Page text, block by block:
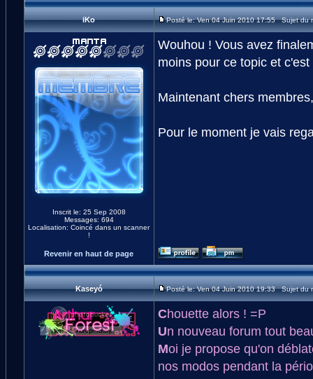
iKo Posté le: Ven 04 Juin 2010 17:55 Sujet du
Inscrit le: 25 Sep 2008
Messages: 694
Localisation: Coincé dans un scanner
!
Wouhou ! Vous avez
moins pour ce topic et
Maintenant chers
Pour le moment je vais
Revenir en haut de page
Kaseyó Posté le: Ven 04 Juin 2010 19:33 Sujet du
Chouette alors ! =P
Un nouveau forum tout
Moi je propose qu'on
nos modos pendant la